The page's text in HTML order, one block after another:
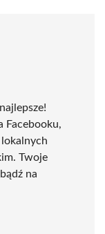
Facebooku,
Twoje
na